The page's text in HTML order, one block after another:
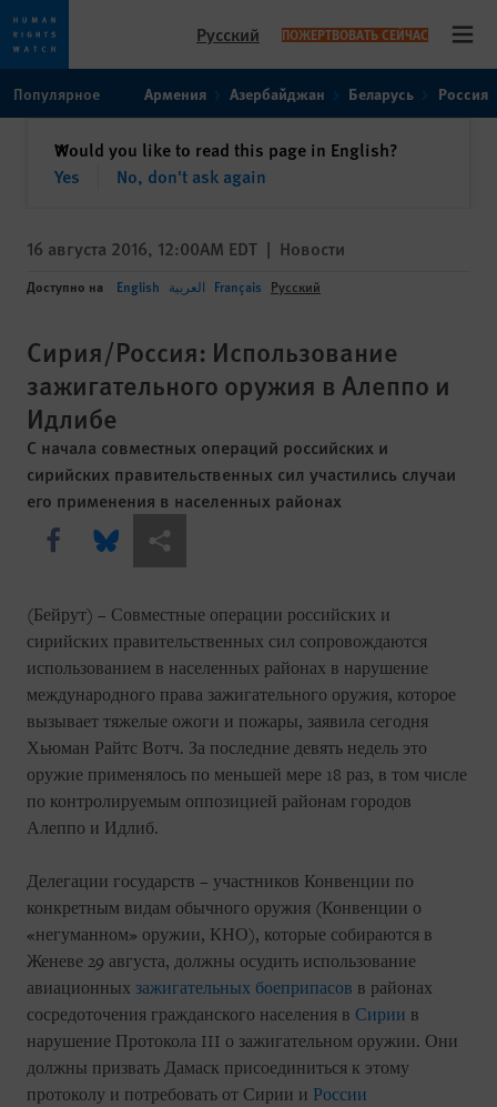
toto
content
Русский ПОЖЕРТВОВАТЬ СЕЙЧАС
Популярное Армения Азербайджан Беларусь Россия
Would you like to read this page in English?
Yes
No, don't ask again
✕закрыть
16 августа 2016, 12:00AM EDT | Новости
Доступно на English العربية Français Русский
Сирия/Россия: Использование
зажигательного оружия в Алеппо и
Идлибе
С начала совместных операций российских и
сирийских правительственных сил участились случаи
его применения в населенных районах
Share this via Facebook
Share this via Bluesky
Share this via Поделиться
(Бейрут) – Совместные операции российских и
сирийских правительственных сил сопровождаются
использованием в населенных районах в нарушение
международного права зажигательного оружия, которое
вызывает тяжелые ожоги и пожары, заявила сегодня
Хьюман Райтс Вотч. За последние девять недель это
оружие применялось по меньшей мере 18 раз, в том числе
по контролируемым оппозицией районам городов
Алеппо и Идлиб.
Делегации государств – участников Конвенции по
конкретным видам обычного оружия (Конвенции о
«негуманном» оружии, КНО), которые собираются в
Женеве 29 августа, должны осудить использование
авиационных зажигательных боеприпасов в районах
сосредоточения гражданского населения в Сирии в
нарушение Протокола III о зажигательном оружии. Они
должны призвать Дамаск присоединиться к этому
протоколу и потребовать от Сирии и России